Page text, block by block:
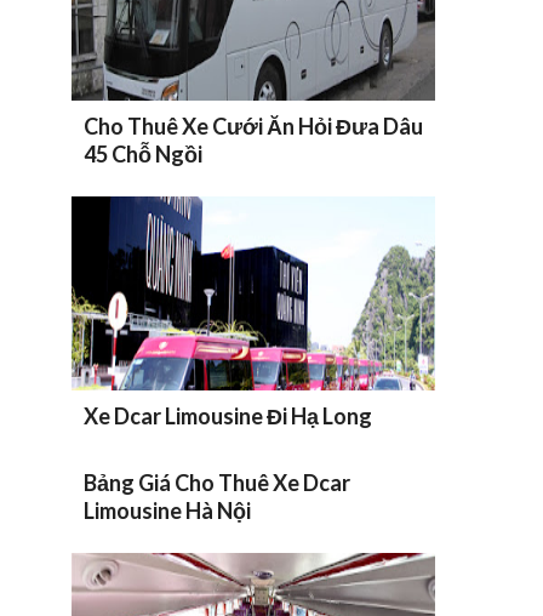
Cho Thuê Xe Cưới Ăn Hỏi Đưa Dâu
45 Chỗ Ngồi
Xe Dcar Limousine Đi Hạ Long
Bảng Giá Cho Thuê Xe Dcar
Limousine Hà Nội